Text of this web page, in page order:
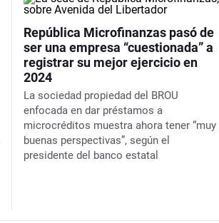
República Microfinanzas pasó de
ser una empresa “cuestionada” a
registrar su mejor ejercicio en
2024
La sociedad propiedad del BROU
enfocada en dar préstamos a
microcréditos muestra ahora tener “muy
buenas perspectivas”, según el
presidente del banco estatal